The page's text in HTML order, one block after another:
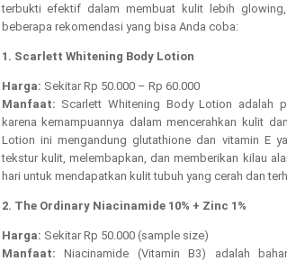
terbukti efektif dalam membuat kulit lebih
beberapa rekomendasi yang bisa Anda coba:
1. Scarlett Whitening Body Lotion
Harga: Sekitar Rp 50.000 – Rp 60.000
Manfaat: Scarlett Whitening Body Lotion adalah
karena kemampuannya dalam mencerahkan kulit
Lotion ini mengandung glutathione dan vitamin E
tekstur kulit, melembapkan, dan memberikan kilau
hari untuk mendapatkan kulit tubuh yang cerah dan
2. The Ordinary Niacinamide 10% + Zinc 1%
Harga: Sekitar Rp 50.000 (sample size)
Manfaat: Niacinamide (Vitamin B3) adalah